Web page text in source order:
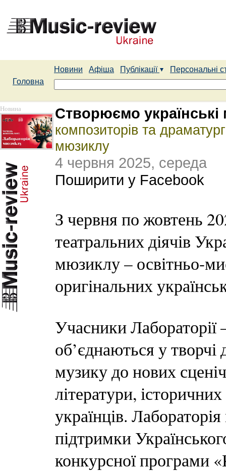
Новини Афіша Публікації
Персональні
Головна
Новина Створюємо
композиторів та
мюзиклу
4 червня 2025, середа
Поширити у Facebook
З червня по жовтень
театральних діячів
мюзиклу – освітньо-
оригінальних
Учасники
об’єднаються у
музику до нових
літератури,
українців.
підтримки
конкурсної програми